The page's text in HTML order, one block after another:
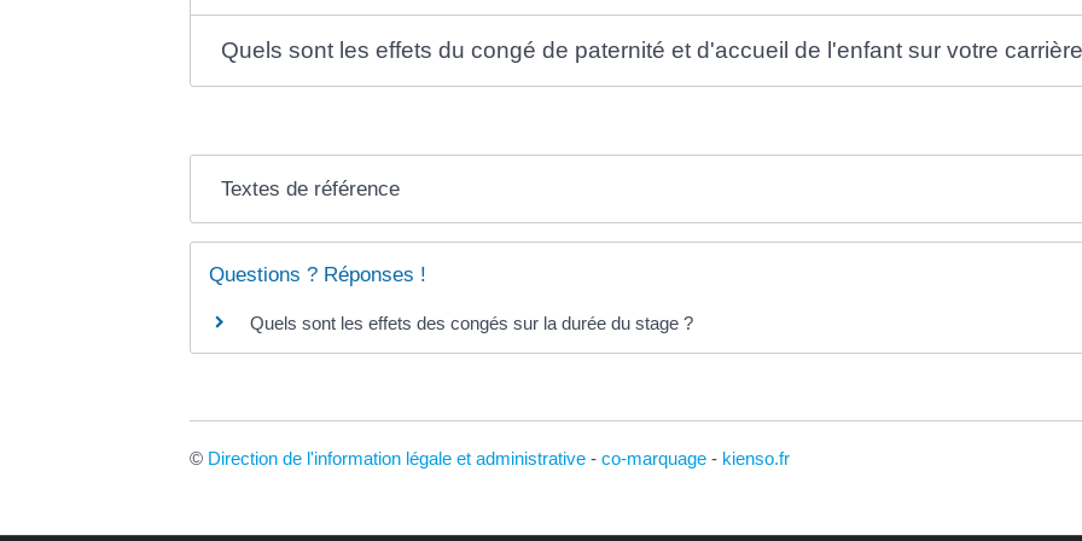
Quels sont les effets du congé de paternité et d'accueil de l'enfant sur votre
Textes de référence
Questions ? Réponses !
Quels sont les effets des congés sur la durée du stage ?
© Direction de l'information légale et administrative - co-marquage - kienso.fr